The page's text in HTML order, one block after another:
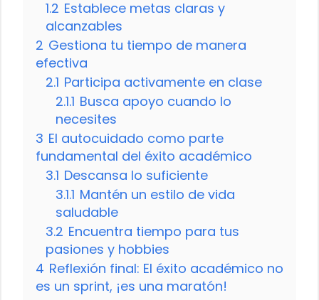
1.2 Establece metas claras y
alcanzables
2 Gestiona tu tiempo de manera
efectiva
2.1 Participa activamente en clase
2.1.1 Busca apoyo cuando lo
necesites
3 El autocuidado como parte
fundamental del éxito académico
3.1 Descansa lo suficiente
3.1.1 Mantén un estilo de vida
saludable
3.2 Encuentra tiempo para tus
pasiones y hobbies
4 Reflexión final: El éxito académico no
es un sprint, ¡es una maratón!